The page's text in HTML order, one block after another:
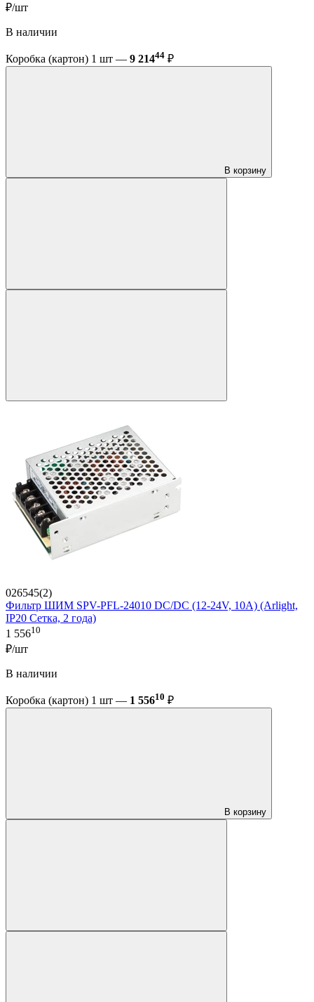
₽/шт
В наличии
Коробка (картон) 1 шт — 9 21444 ₽
В корзину
026545(2)
Фильтр ШИМ SPV-PFL-24010 DC/DC (12-24V, 10A) (Arlight,
IP20 Сетка, 2 года)
1 55610
₽/шт
В наличии
Коробка (картон) 1 шт — 1 55610 ₽
В корзину